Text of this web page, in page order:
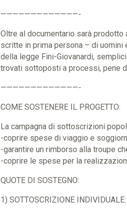
—————————————-
Oltre al documentario sarà prodotto
scritte in prima persona – di uomini
della legge Fini-Giovanardi,
trovati sottoposti a processi, pene
—————————————-
COME SOSTENERE IL PROGETTO:
La campagna di sottoscrizioni
-coprire spese di viaggio e
-garantire un rimborso alla troupe
-coprire le spese per la
QUOTE DI SOSTEGNO:
1) SOTTOSCRIZIONE INDIVIDUALE: